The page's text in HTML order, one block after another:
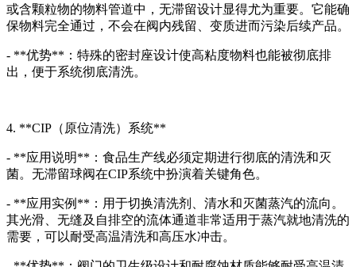
或含颗粒物的物料管道中，无滞留设计显得尤为重要。它能确
保物料完全通过，不会在阀内残留、变质进而污染后续产品。
- **优势**：特殊的密封座设计使高粘度物料也能被彻底排
出，便于系统彻底清洗。
4. **CIP（原位清洗）系统**
- **应用说明**：食品生产线必须定期进行彻底的清洗和灭
菌。无滞留球阀在CIP系统中扮演着关键角色。
- **应用实例**：用于切换清洗剂、清水和灭菌蒸汽的流向。
其光滑、无缝及自排空的流体通道非常适用于蒸汽就地清洗的
需要，可以耐受高温清洗和高压水冲击。